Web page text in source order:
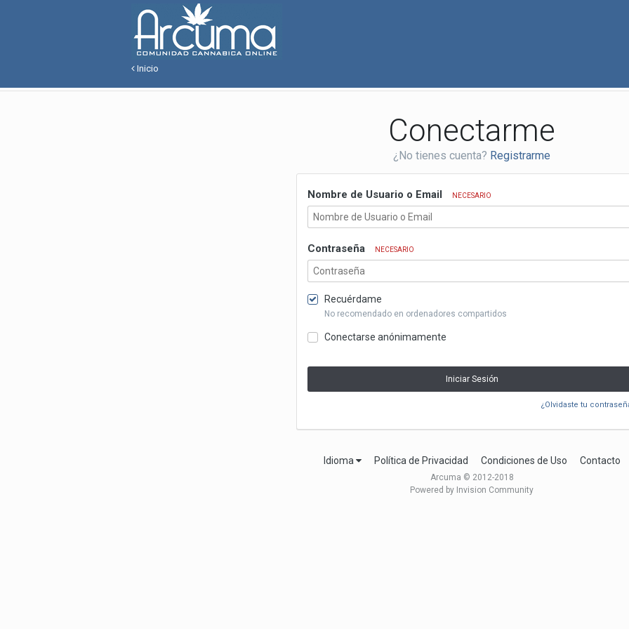
Inicio
Conectarme
¿No tienes cuenta? Registrarme
Nombre de Usuario o Email NECESARIO
Contraseña NECESARIO
Recuérdame
No recomendado en ordenadores compartidos
Conectarse anónimamente
Iniciar Sesión
¿Olvidaste tu
Idioma Política de Privacidad Condiciones de Uso Contacto
Arcuma © 2012-2018
Powered by Invision Community